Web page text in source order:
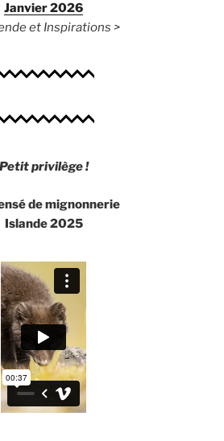
Janvier 2026
et Inspirations >
Petit privilège !
de mignonnerie
Islande 2025